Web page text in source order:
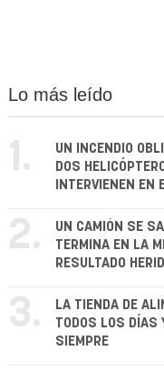
Lo más leído
1.
UN INCENDIO
DOS
INTERVIENEN EN
2.
UN CAMIÓN SE
TERMINA EN LA
RESULTADO
3.
LA TIENDA DE
TODOS LOS DÍAS
SIEMPRE